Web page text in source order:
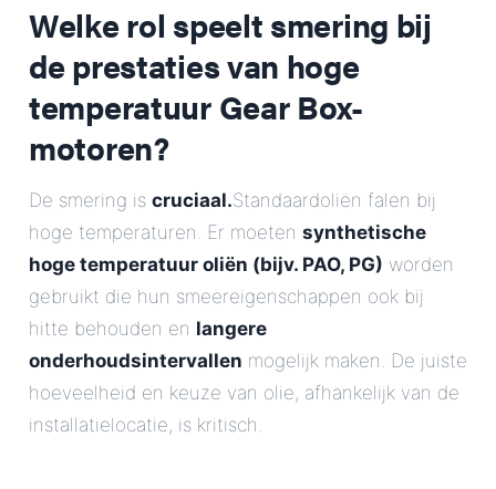
Welke rol speelt smering bij
de prestaties van hoge
temperatuur Gear Box-
motoren?
De smering is cruciaal.Standaardoliën falen bij
hoge temperaturen. Er moeten synthetische
hoge temperatuur oliën (bijv. PAO, PG) worden
gebruikt die hun smeereigenschappen ook bij
hitte behouden en langere
onderhoudsintervallen mogelijk maken. De juiste
hoeveelheid en keuze van olie, afhankelijk van de
installatielocatie, is kritisch.